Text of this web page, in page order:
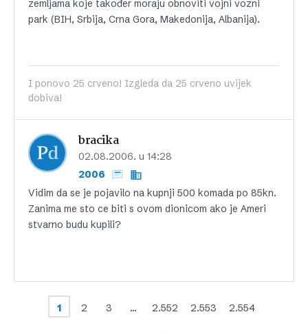
zemljama koje također moraju obnoviti vojni vozni
park (BIH, Srbija, Crna Gora, Makedonija, Albanija).
I ponovo 25 crveno! Izgleda da 25 crveno uvijek
dobiva!
bracika
02.08.2006. u 14:28
2006
Vidim da se je pojavilo na kupnji 500 komada po 85kn.
Zanima me sto ce biti s ovom dionicom ako je Ameri
stvarno budu kupili?
1 2 3 … 2.552 2.553 2.554